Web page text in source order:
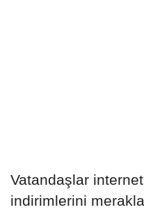
Vatandaşlar
indirimlerini